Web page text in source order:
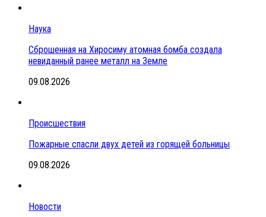
Наука
Сброшенная на Хиросиму атомная бомба создала
невиданный ранее металл на Земле
09.08.2026
Происшествия
Пожарные спасли двух детей из горящей больницы
09.08.2026
Новости